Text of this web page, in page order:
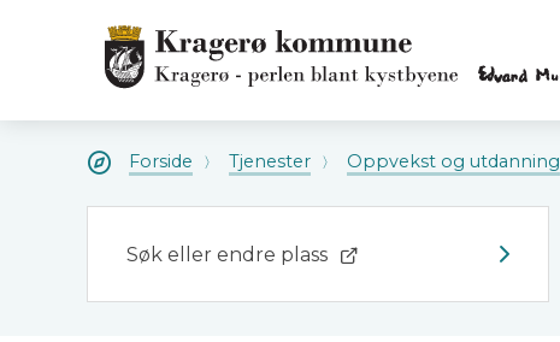
Kragerø
kommune
Kragerø
kommune
Du
er
her:
Forside Tjenester Oppvekst og utdanning
Søk eller endre plass